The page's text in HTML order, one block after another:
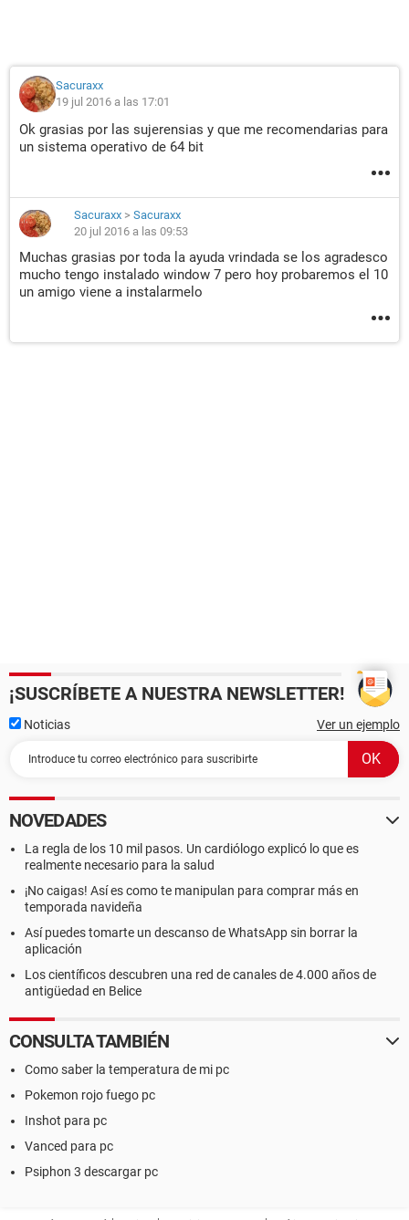
Sacuraxx
19 jul 2016 a las 17:01
Ok grasias por las sujerensias y que me recomendarias para
un sistema operativo de 64 bit
Sacuraxx > Sacuraxx
20 jul 2016 a las 09:53
Muchas grasias por toda la ayuda vrindada se los agradesco
mucho tengo instalado window 7 pero hoy probaremos el 10
un amigo viene a instalarmelo
¡SUSCRÍBETE A NUESTRA NEWSLETTER!
Noticias Ver un ejemplo
NOVEDADES
La regla de los 10 mil pasos. Un cardiólogo explicó lo que es
realmente necesario para la salud
¡No caigas! Así es como te manipulan para comprar más en
temporada navideña
Así puedes tomarte un descanso de WhatsApp sin borrar la
aplicación
Los científicos descubren una red de canales de 4.000 años de
antigüedad en Belice
CONSULTA TAMBIÉN
Como saber la temperatura de mi pc
Pokemon rojo fuego pc
Inshot para pc
Vanced para pc
Psiphon 3 descargar pc